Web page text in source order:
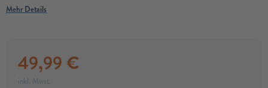
Mehr Details
49,99 €
inkl. Mwst.